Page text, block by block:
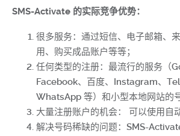
SMS-Activate 的实际竞争优势：
很多服务：通过短信、电子邮箱、
用、购买成品账户等等；
任何类型的注册：最流行的服务（
Facebook、百度、Instagram、
WhatsApp 等）和小型本地网站的
大量注册账户的机会： 可以使用自
解决号码稀缺的问题：SMS-